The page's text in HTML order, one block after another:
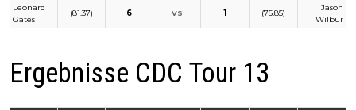
Leonard
Gates
(81.37) 6 VS 1 (75.85)
Jason
Wilbur
Ergebnisse CDC Tour 13